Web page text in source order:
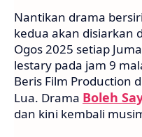
Nantikan drama
kedua akan disiarkan
Ogos 2025 setiap
lestary pada jam 9
Beris Film Production
Lua. Drama Boleh
dan kini kembali